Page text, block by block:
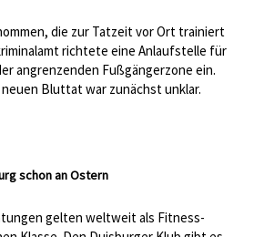
die zur Tatzeit vor Ort trainiert
richtete eine Anlaufstelle für
angrenzenden Fußgängerzone ein.
Bluttat war zunächst unklar.
schon an Ostern
gelten weltweit als Fitness-